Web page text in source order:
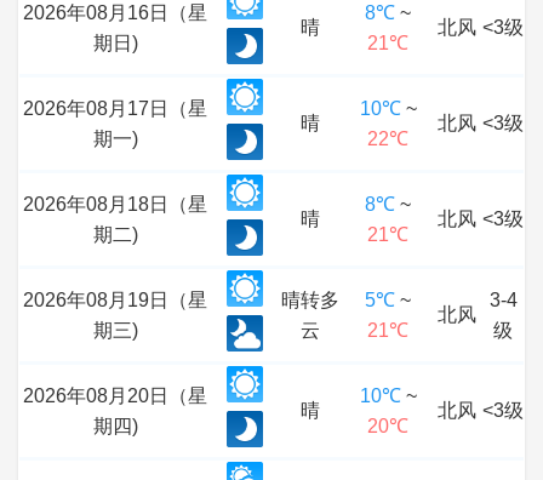
2026年08月16日（星
期日)
晴
8℃ ~
21℃
北风 <3级
2026年08月17日（星
期一)
晴
10℃~
22℃
北风 <3级
2026年08月18日（星
期二)
晴
8℃ ~
21℃
北风 <3级
2026年08月19日（星
期三)
晴转多
云
5℃ ~
21℃
北风
3-4
级
2026年08月20日（星
期四)
晴
10℃~
20℃
北风 <3级